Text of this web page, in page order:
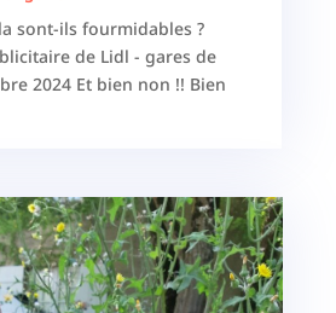
sont-ils fourmidables ?
de Lidl - gares de
2024 Et bien non !! Bien